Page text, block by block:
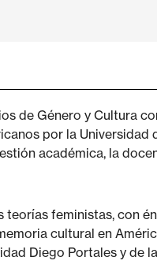
de Género y Cultura
por la Universidad
académica, la
feministas, con
cultural en
Diego Portales y de la